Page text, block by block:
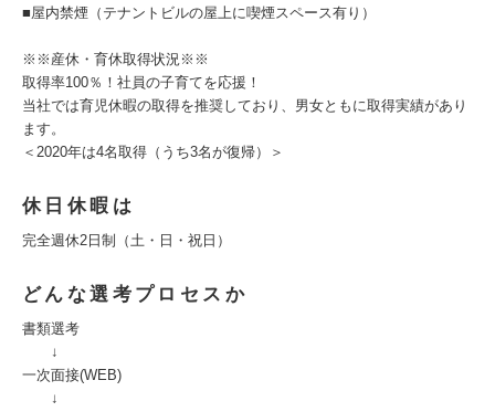
■屋内禁煙（テナントビルの屋上に喫煙スペース有り）
※※産休・育休取得状況※※
取得率100％！社員の子育てを応援！
当社では育児休暇の取得を推奨しており、男女ともに取得実績があり
ます。
＜2020年は4名取得（うち3名が復帰）＞
休日休暇は
完全週休2日制（土・日・祝日）
どんな選考プロセスか
書類選考
↓
一次面接(WEB)
↓